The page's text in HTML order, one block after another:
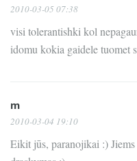
2010-03-05 07:38
visi tolerantishki kol
idomu kokia gaidele tuomet
m
2010-03-04 19:10
Eikit jūs, paranojikai :)